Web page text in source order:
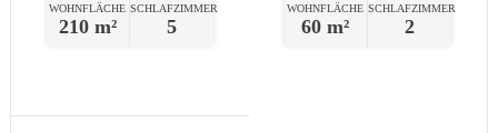
WOHNFLÄCHE
210 m²
SCHLAFZIMMER
5
WOHNFLÄCHE
60 m²
SCHLAFZIMMER
2